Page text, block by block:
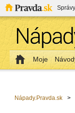
Správy
Moje
Nápady.Pravda.sk >